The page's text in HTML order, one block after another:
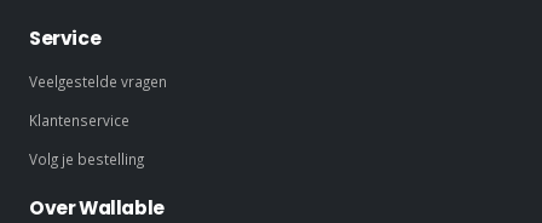
Service
Veelgestelde vragen
Klantenservice
Volg je bestelling
Over Wallable